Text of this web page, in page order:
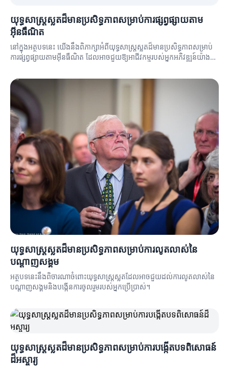
យុទ្ធសាស្ត្រស្លតដ៏មានប្រសិទ្ធភាពសម្រាប់ការផ្សព្វផ្សាយតាម
អ៊ីនធឺណិត
នៅក្នុងអត្ថបទនេះ យើងនឹងពិភាក្សាអំពីយុទ្ធសាស្ត្រស្លតដ៏មានប្រសិទ្ធភាពសម្រាប់
ការផ្សព្វផ្សាយតាមអ៊ីនធឺណិត ដែលអាចជួយឱ្យអាជីវកម្មរបស់អ្នកអភិវឌ្ឍន៍យ៉ាង
យុទ្ធសាស្ត្រស្លតដ៏មានប្រសិទ្ធភាពសម្រាប់ការលូតលាស់នៃ
បណ្តាញសង្គម
អត្ថបទនេះនឹងពិចារណាចំពោះយុទ្ធសាស្ត្រស្លតដែលអាចជួយដល់ការលូតលាស់នៃ
បណ្តាញសង្គមនិងបង្កើនការចូលរួមរបស់អ្នកប្រើប្រាស់។
យុទ្ធសាស្ត្រស្លតដ៏មានប្រសិទ្ធភាពសម្រាប់ការបង្កើតបទពិសោធន៍
ដ៏អស្ចារ្យ